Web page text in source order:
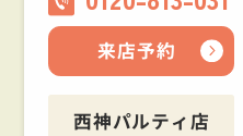
来店予約
西神パルティ店